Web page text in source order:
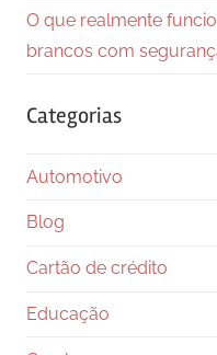
O que realmente
brancos com
Categorias
Automotivo
Blog
Cartão de crédito
Educação